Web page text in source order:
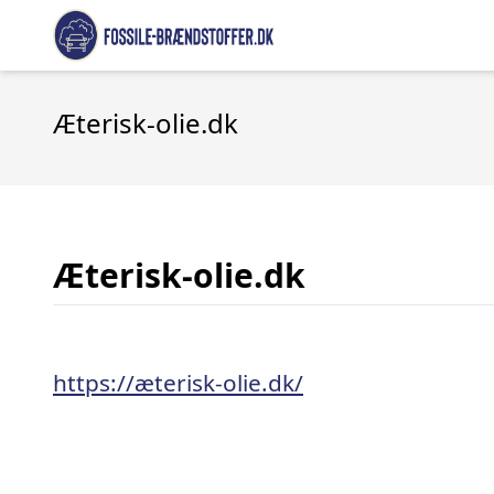
Æterisk-olie.dk
Æterisk-olie.dk
https://æterisk-olie.dk/